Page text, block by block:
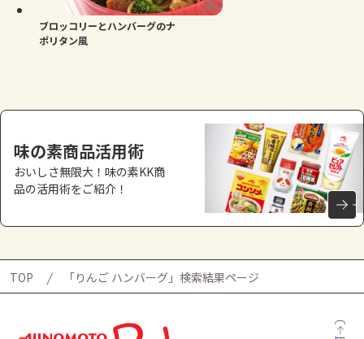
お買い物
ブロッコリーとハンバーグのナ
ポリタン風
味の素商品活用術
おいしさ無限大！味の素KK商
品の活用術をご紹介！
TOP 「りんご ハンバーグ」検索結果ページ